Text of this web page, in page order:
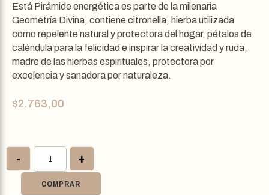
Está Pirámide energética es parte de la milenaria
Geometría Divina, contiene citronella, hierba utilizada
como repelente natural y protectora del hogar, pétalos de
caléndula para la felicidad e inspirar la creatividad y ruda,
madre de las hierbas espirituales, protectora por
excelencia y sanadora por naturaleza.
$2.763,00
- +
COMPRAR